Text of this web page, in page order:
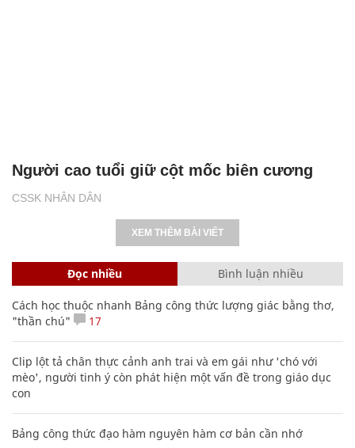
CSSK NHÂN DÂN
Người cao tuổi giữ cột mốc biên cương
XEM THÊM BÀI VIẾT
Đọc nhiều Bình luận nhiều
Cách học thuộc nhanh Bảng công thức lượng giác bằng thơ,
"thần chú"
17
Clip lột tả chân thực cảnh anh trai và em gái như 'chó với
mèo', người tinh ý còn phát hiện một vấn đề trong giáo dục
con
Bảng công thức đạo hàm nguyên hàm cơ bản cần nhớ